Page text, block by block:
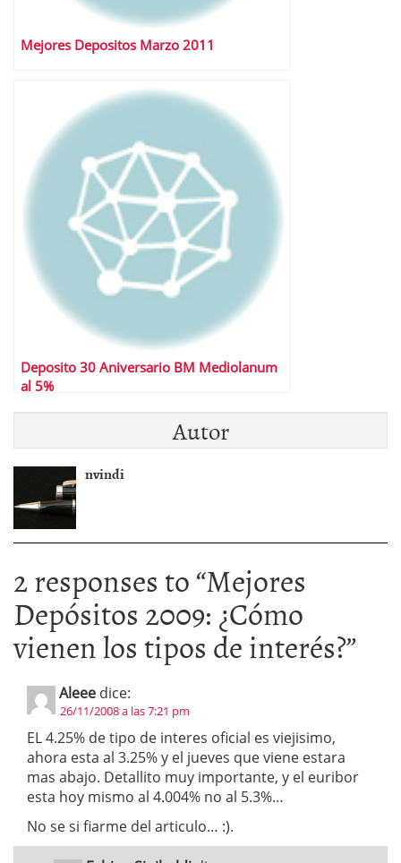
Mejores Depositos Marzo 2011
Deposito 30 Aniversario BM Mediolanum
al 5%
Autor
nvindi
2 responses to “Mejores
Depósitos 2009: ¿Cómo
vienen los tipos de interés?”
Aleee dice:
26/11/2008 a las 7:21 pm
EL 4.25% de tipo de interes oficial es viejisimo,
ahora esta al 3.25% y el jueves que viene estara
mas abajo. Detallito muy importante, y el euribor
esta hoy mismo al 4.004% no al 5.3%…
No se si fiarme del articulo… :).